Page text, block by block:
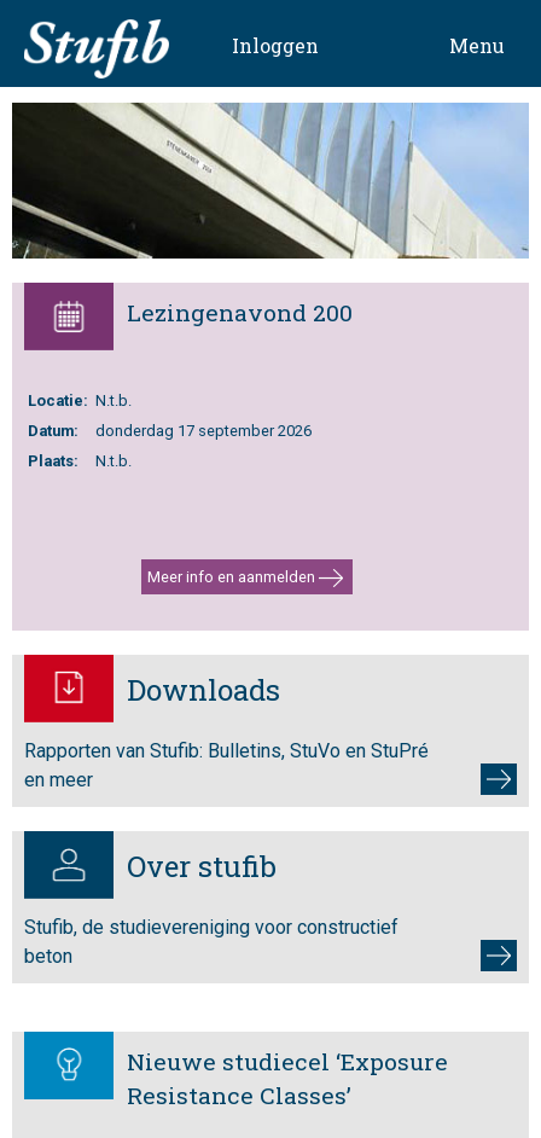
content
Inloggen Menu
Lezingenavond 200
Locatie: N.t.b.
Datum:
donderdag 17 september 2026
Plaats:
N.t.b.
Meer info en aanmelden
Downloads
Rapporten van Stufib: Bulletins, StuVo en StuPré
en meer
Over stufib
Stufib, de studievereniging voor constructief
beton
Nieuwe studiecel ‘Exposure
Resistance Classes’